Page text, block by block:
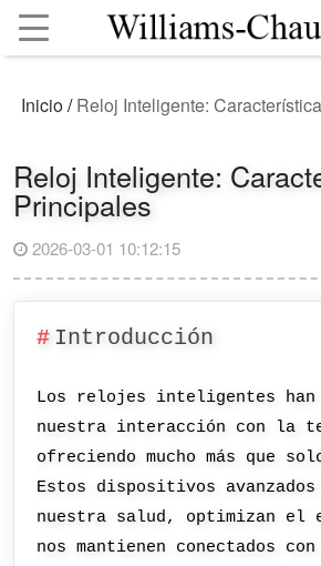
Inicio/Reloj Inteligente:
Reloj Inteligente:
Principales
2026-03-01 10:12:15
Introducción
Los relojes inteligentes han
nuestra interacción con la
ofreciendo mucho más que
Estos dispositivos avanzados
nuestra salud, optimizan el
nos mantienen conectados